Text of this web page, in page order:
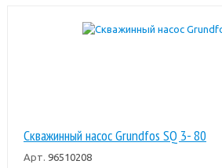
Скважинный насос Grundfos SQ 3- 80
Арт. 96510208